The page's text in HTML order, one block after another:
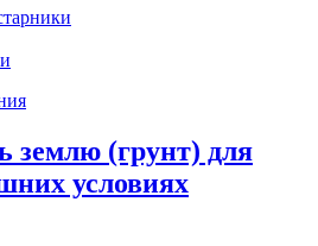
землю (грунт) для
условиях